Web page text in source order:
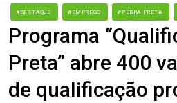
#DESTAQUE #EMPREGO #PEDRA PRETA
Programa
Preta” abre 400
de qualificação